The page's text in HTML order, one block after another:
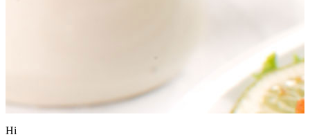
Hi